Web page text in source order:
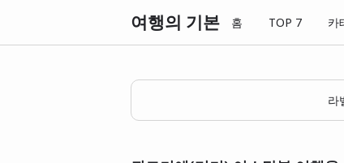
여행의 기본 홈 TOP 7 카
라